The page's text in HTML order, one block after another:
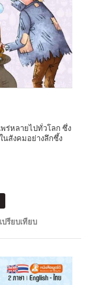
ร่หลายไปทั่วโลก ซึ่ง
นสังคมอย่างลึกซึ้ง
ปรียบเทียบ